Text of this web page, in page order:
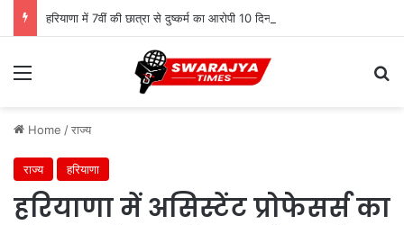
Menu
Home /राज्य
राज्य हरियाणा
हरियाणा में असिस्टेंट प्रोफेसर्स का